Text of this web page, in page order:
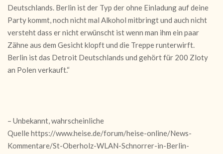
Deutschlands. Berlin ist der Typ der ohne Einladung auf deine
Party kommt, noch nicht mal Alkohol mitbringt und auch nicht
versteht dass er nicht erwünscht ist wenn man ihm ein paar
Zähne aus dem Gesicht klopft und die Treppe runterwirft.
Berlin ist das Detroit Deutschlands und gehört für 200 Zloty
an Polen verkauft.“
– Unbekannt, wahrscheinliche
Quelle https://www.heise.de/forum/heise-online/News-
Kommentare/St-Oberholz-WLAN-Schnorrer-in-Berlin-